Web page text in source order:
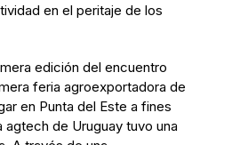
en el peritaje de los
edición del encuentro
feria agroexportadora de
en Punta del Este a fines
agtech de Uruguay tuvo una